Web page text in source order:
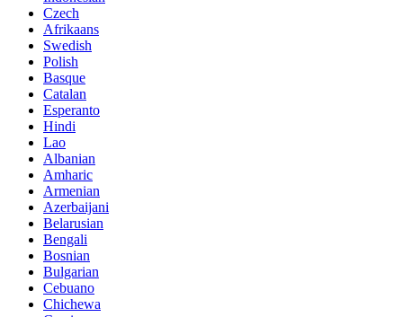
Czech
Afrikaans
Swedish
Polish
Basque
Catalan
Esperanto
Hindi
Lao
Albanian
Amharic
Armenian
Azerbaijani
Belarusian
Bengali
Bosnian
Bulgarian
Cebuano
Chichewa